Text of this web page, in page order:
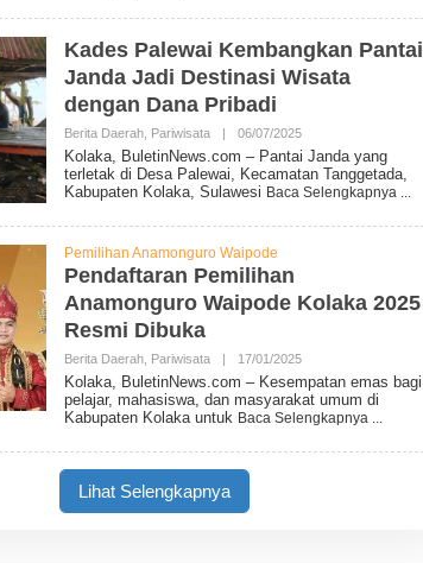
T
I
W
S
Kades Palewai Kembangkan Pantai
Janda Jadi Destinasi Wisata
dengan Dana Pribadi
Berita Daerah, Pariwisata | 06/07/2025O
L
E
H
B
N
S
Kolaka, BuletinNews.com – Pantai Janda yang
terletak di Desa Palewai, Kecamatan Tanggetada,
Kabupaten Kolaka, Sulawesi Baca Selengkapnya
Pemilihan Anamonguro Waipode
Pendaftaran Pemilihan
Anamonguro Waipode Kolaka 2025
Resmi Dibuka
Berita Daerah, Pariwisata | 17/01/2025O
E
H
B
Kolaka, BuletinNews.com – Kesempatan emas bagi
pelajar, mahasiswa, dan masyarakat umum di
Kabupaten Kolaka untuk Baca Selengkapnya
Lihat Selengkapnya